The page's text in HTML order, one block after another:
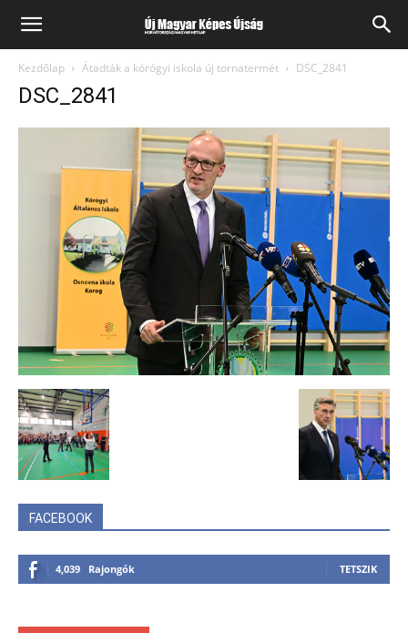
Kezdőlap Átadták a kórógyi iskola új tornatermét DSC_2841
DSC_2841
FACEBOOK
4,039 Rajongók TETSZIK